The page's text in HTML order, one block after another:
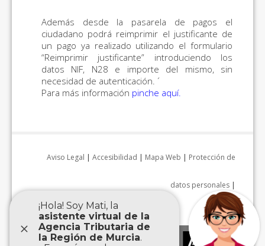
Además desde la pasarela de pagos el
ciudadano podrá reimprimir el justificante de
un pago ya realizado utilizando el formulario
“Reimprimir justificante” introduciendo los
datos NIF, N28 e importe del mismo, sin
necesidad de autenticación. ´
Para más información pinche aquí.
Aviso Legal | Accesibilidad | Mapa Web | Protección de
datos personales |